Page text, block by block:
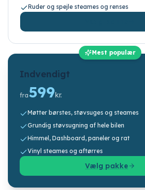
Ruder og spejle steames og renses
Mest populær
Indvendigt
fra599kr.
Møtter børstes, støvsuges og steames
Grundig støvsugning af hele bilen
Himmel, Dashboard, paneler og rat
Vinyl steames og aftørres
Vælg pakke